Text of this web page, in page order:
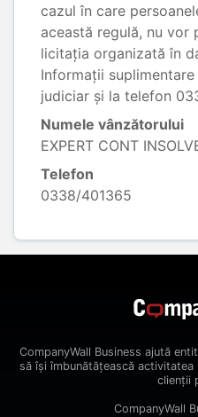
cazul în care
această regulă, nu vor
licitația organizată în
Informații
judiciar și la telefon
Numele vânzătorului
EXPERT CONT
Telefon
0338/401365
CompanyWall Business ajută
să își îmbunătățească
clienții
CompanyWall